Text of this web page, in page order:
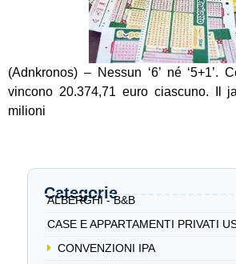
(Adnkronos) – Nessun ‘6’ né ‘5+1’.
vincono 20.374,71 euro ciascuno. Il
milioni
Categorie
ALBERGHI - B&B
CASE E APPARTAMENTI PRIVATI
CONVENZIONI IPA